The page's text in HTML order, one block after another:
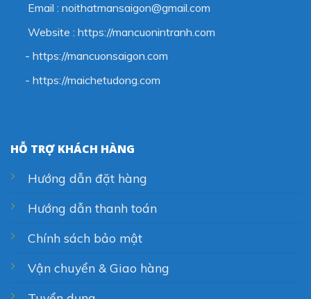
Email : noithatmansaigon@gmail.com
Website : https://mancuonintranh.com
- https://mancuonsaigon.com
- https://maichetudong.com
HỖ TRỢ KHÁCH HÀNG
Hướng dẫn đặt hàng
Hướng dẫn thanh toán
Chính sách bảo mật
Vận chuyển & Giao hàng